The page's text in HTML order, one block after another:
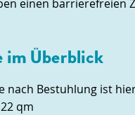
einen barrierefreien
im Überblick
nach Bestuhlung ist
qm